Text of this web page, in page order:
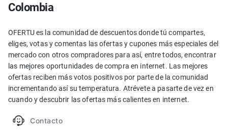
Colombia
OFERTU es la comunidad de descuentos donde tú compartes,
eliges, votas y comentas las ofertas y cupones más especiales del
mercado con otros compradores para así, entre todos, encontrar
las mejores oportunidades de compra en internet. Las mejores
ofertas reciben más votos positivos por parte de la comunidad
incrementando así su temperatura. Atrévete a pasarte de vez en
cuando y descubrir las ofertas más calientes en internet.
Contacto